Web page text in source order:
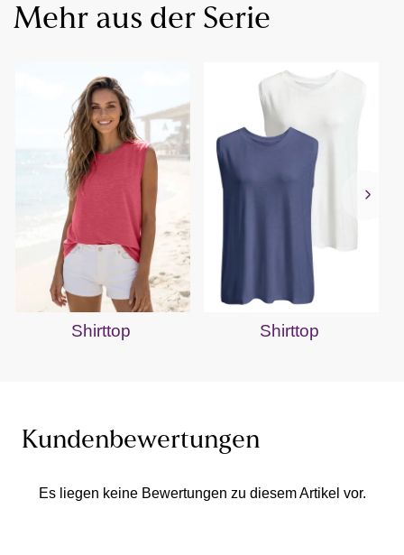
Mehr aus der Serie
Shirttop Shirttop
Kundenbewertungen
Es liegen keine Bewertungen zu diesem Artikel vor.